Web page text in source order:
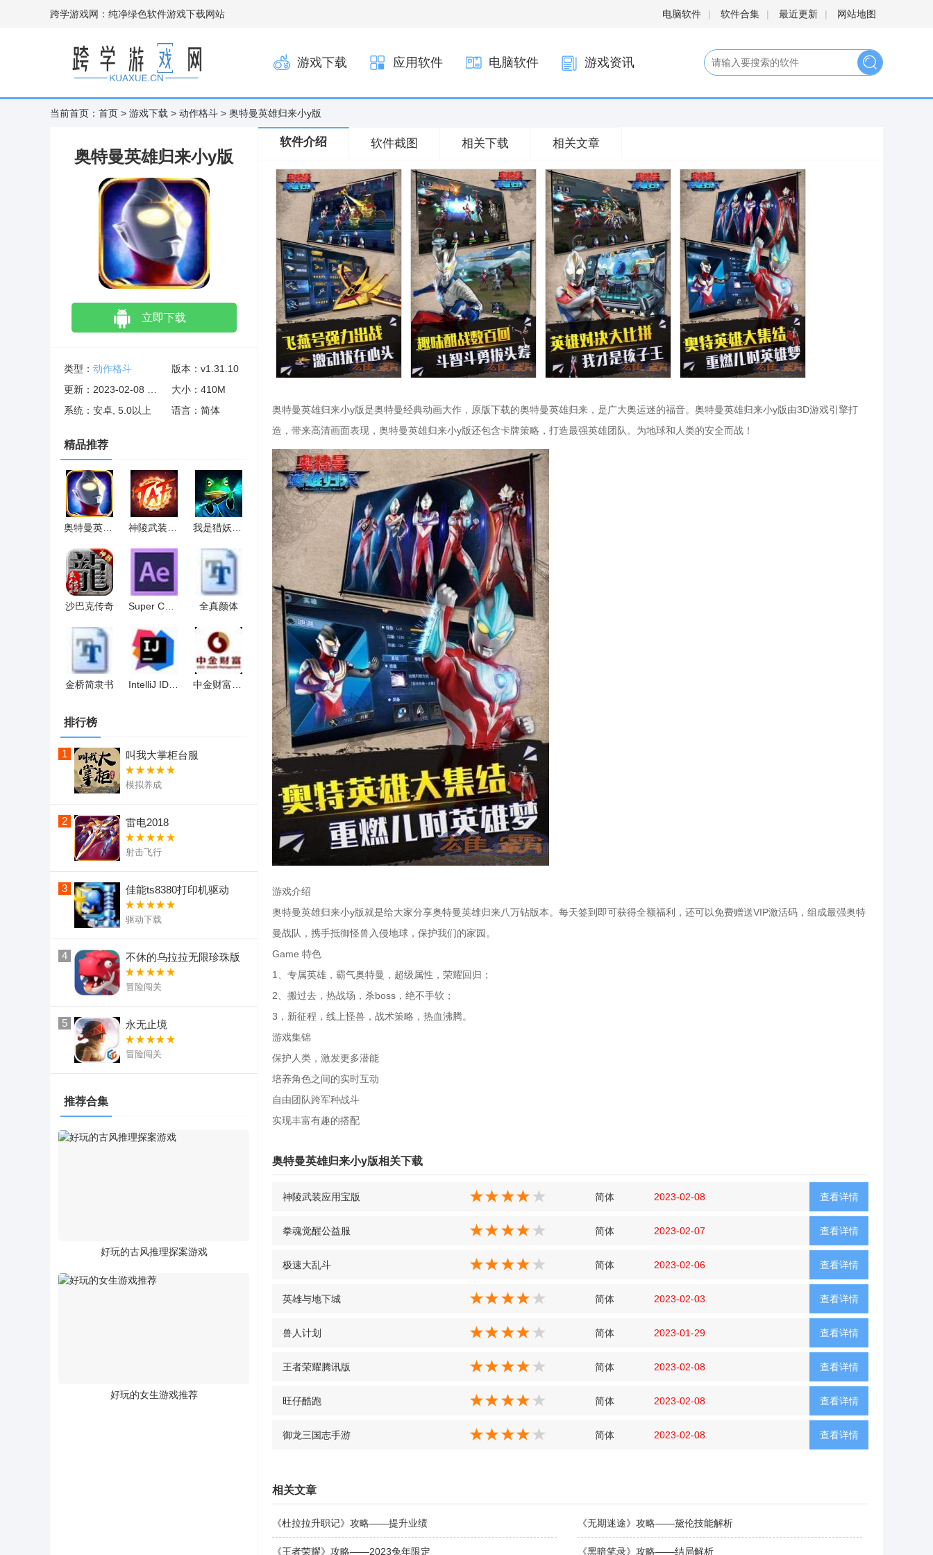
跨学游戏网：纯净绿色软件游戏下载网站 电脑软件 | 软件合集 | 最近更新 | 网站地图
游戏下载 应用软件 电脑软件 游戏资讯
当前首页： 首页 > 游戏下载 > 动作格斗 > 奥特曼英雄归来小y版
奥特曼英雄归来小y版
立即下载
类型： 动作格斗
版本：v1.31.10
大小：410M
系统：安卓, 5.0以上
语言：简体
精品推荐
沙巴克传奇 全真颜体
金桥简隶书
排行榜
1 叫我大掌柜台服
模拟养成
2 雷电2018
射击飞行
3 佳能ts8380打印机驱动
驱动下载
4 不休的乌拉拉无限珍珠版
冒险闯关
5 永无止境
冒险闯关
推荐合集
好玩的古风推理探案游戏
好玩的女生游戏推荐
软件介绍 软件截图 相关下载 相关文章
奥特曼英雄归来小y版是奥特曼经典动画大作，原版下载的奥特曼英雄归来，是广大奥运迷的福音。奥特曼英雄归来小y版由3D游戏引擎打
造，带来高清画面表现，奥特曼英雄归来小y版还包含卡牌策略，打造最强英雄团队。为地球和人类的安全而战！
游戏介绍
奥特曼英雄归来小y版就是给大家分享奥特曼英雄归来八万钻版本。每天签到即可获得全额福利，还可以免费赠送VIP激活码，组成最强奥特
曼战队，携手抵御怪兽入侵地球，保护我们的家园。
Game 特色
1、专属英雄，霸气奥特曼，超级属性，荣耀回归；
2、搬过去，热战场，杀boss，绝不手软；
3，新征程，线上怪兽，战术策略，热血沸腾。
游戏集锦
保护人类，激发更多潜能
培养角色之间的实时互动
自由团队跨军种战斗
实现丰富有趣的搭配
奥特曼英雄归来小y版相关下载
查看详情
神陵武装应用宝版 简体 2023-02-08
查看详情
拳魂觉醒公益服 简体 2023-02-07
查看详情
极速大乱斗 简体 2023-02-06
查看详情
英雄与地下城 简体 2023-02-03
查看详情
兽人计划 简体 2023-01-29
查看详情
王者荣耀腾讯版 简体 2023-02-08
查看详情
旺仔酷跑 简体 2023-02-08
查看详情
御龙三国志手游 简体 2023-02-08
相关文章
《杜拉拉升职记》攻略——提升业绩 《无期迷途》攻略——黛伦技能解析
《王者荣耀》攻略——2023兔年限定 《黑暗笔录》攻略——结局解析